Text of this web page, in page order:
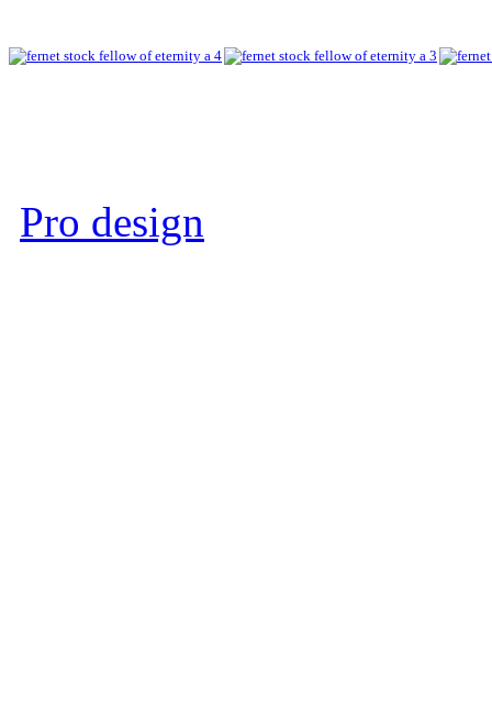
Pro design